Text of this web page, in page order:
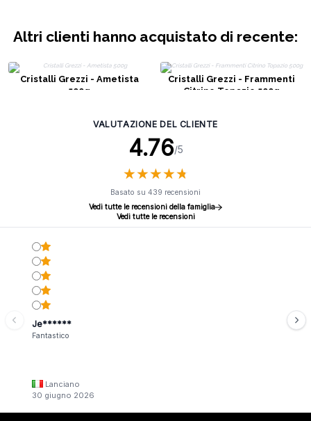
Altri clienti hanno acquistato di recente:
Cristalli Grezzi - Ametista
500g
Cristalli Grezzi - Frammenti
Citrino Topazio 500g
VALUTAZIONE DEL CLIENTE
4.76/5
★★★★★
★★★★★
Basato su 439 recensioni
Vedi tutte le recensioni della famiglia
Vedi tutte le recensioni
Je******
Fantastico
Lanciano
30 giugno 2026